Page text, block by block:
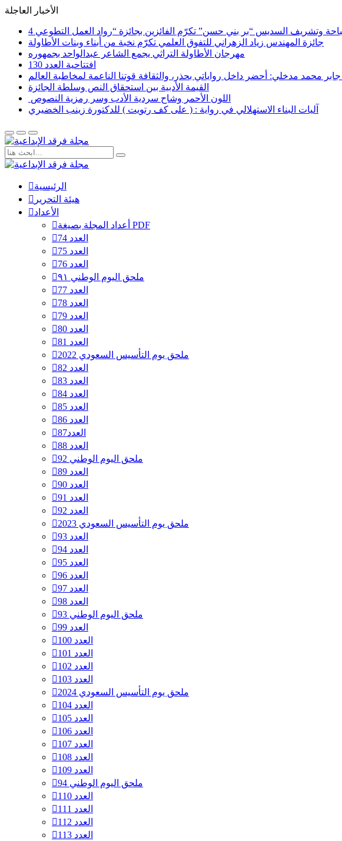
الأخبار العاجلة
جائزة المهندس زياد الزهراني للتفوق العلمي تكرّم نخبة من أبناء وبنات الأطاولة
مهرجان الأطاولة التراثي يجمع الشاعر عبدالواحد بجمهوره
افتتاحية العدد 130
القيمة الأدبية بين استحقاق النص وسلطة الجائزة
​ اللون الأحمر وشاح سردية الأدب وسر رمزية النصوص
آليات البناء الاستهلالي في رواية : ( على كف رتويت ) للدكتورة زينب الخضيري
الرئيسية
هيئة التحرير
الأعداد
أعداد المجلة بصيغة PDF
العدد 74
العدد 75
العدد 76
ملحق اليوم الوطني ٩١
العدد 77
العدد 78
العدد 79
العدد 80
العدد 81
ملحق يوم التأسيس السعودي 2022
العدد 82
العدد 83
العدد 84
العدد 85
العدد 86
العدد87
العدد 88
ملحق اليوم الوطني 92
العدد 89
العدد 90
العدد 91
العدد 92
ملحق يوم التأسيس السعودي 2023
العدد 93
العدد 94
العدد 95
العدد 96
العدد 97
العدد 98
ملحق اليوم الوطني 93
العدد 99
العدد 100
العدد 101
العدد 102
العدد 103
ملحق يوم التأسيس السعودي 2024
العدد 104
العدد 105
العدد 106
العدد 107
العدد 108
العدد 109
ملحق اليوم الوطني 94
العدد 110
العدد 111
العدد 112
العدد 113